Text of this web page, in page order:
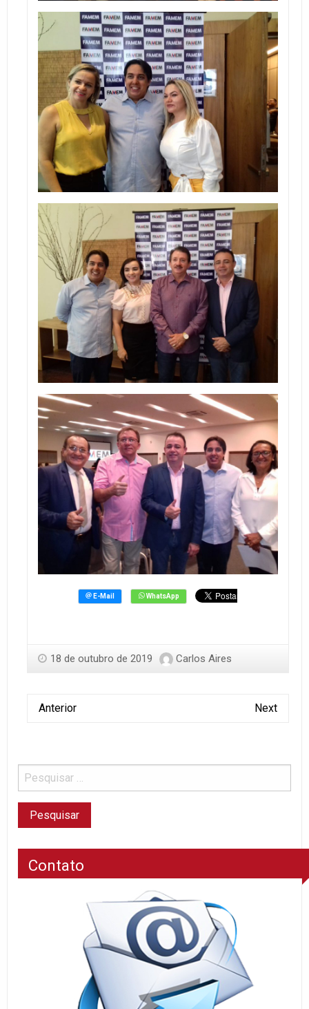
18 de outubro de 2019 Carlos Aires
Anterior Next
Contato